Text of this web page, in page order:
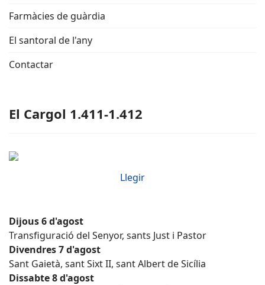
Farmàcies de guàrdia
El santoral de l'any
Contactar
El Cargol 1.411-1.412
Llegir
Dijous 6 d'agost
Transfiguració del Senyor, sants Just i Pastor
Divendres 7 d'agost
Sant Gaietà, sant Sixt II, sant Albert de Sicília
Dissabte 8 d'agost